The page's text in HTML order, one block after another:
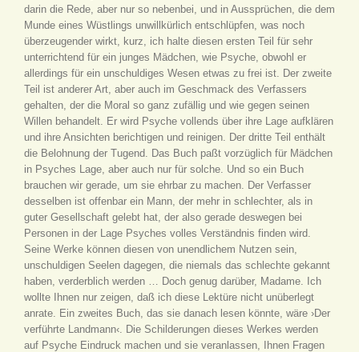
darin die Rede, aber nur so nebenbei, und in Aussprüchen, die dem
Munde eines Wüstlings unwillkürlich entschlüpfen, was noch
überzeugender wirkt, kurz, ich halte diesen ersten Teil für sehr
unterrichtend für ein junges Mädchen, wie Psyche, obwohl er
allerdings für ein unschuldiges Wesen etwas zu frei ist. Der zweite
Teil ist anderer Art, aber auch im Geschmack des Verfassers
gehalten, der die Moral so ganz zufällig und wie gegen seinen
Willen behandelt. Er wird Psyche vollends über ihre Lage aufklären
und ihre Ansichten berichtigen und reinigen. Der dritte Teil enthält
die Belohnung der Tugend. Das Buch paßt vorzüglich für Mädchen
in Psyches Lage, aber auch nur für solche. Und so ein Buch
brauchen wir gerade, um sie ehrbar zu machen. Der Verfasser
desselben ist offenbar ein Mann, der mehr in schlechter, als in
guter Gesellschaft gelebt hat, der also gerade deswegen bei
Personen in der Lage Psyches volles Verständnis finden wird.
Seine Werke können diesen von unendlichem Nutzen sein,
unschuldigen Seelen dagegen, die niemals das schlechte gekannt
haben, verderblich werden … Doch genug darüber, Madame. Ich
wollte Ihnen nur zeigen, daß ich diese Lektüre nicht unüberlegt
anrate. Ein zweites Buch, das sie danach lesen könnte, wäre ›Der
verführte Landmann‹. Die Schilderungen dieses Werkes werden
auf Psyche Eindruck machen und sie veranlassen, Ihnen Fragen